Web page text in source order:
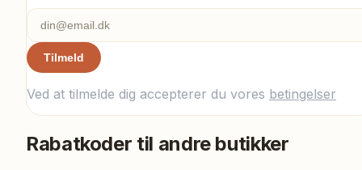
Tilmeld
Ved at tilmelde dig accepterer du vores betingelser
Rabatkoder til andre butikker